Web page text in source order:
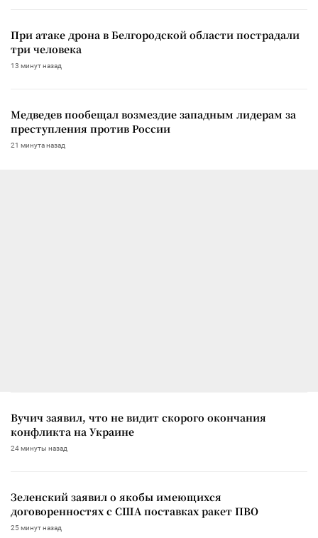
При атаке дрона в Белгородской области пострадали
три человека
13 минут назад
Медведев пообещал возмездие западным лидерам за
преступления против России
21 минута назад
Вучич заявил, что не видит скорого окончания
конфликта на Украине
24 минуты назад
Зеленский заявил о якобы имеющихся
договоренностях с США поставках ракет ПВО
25 минут назад